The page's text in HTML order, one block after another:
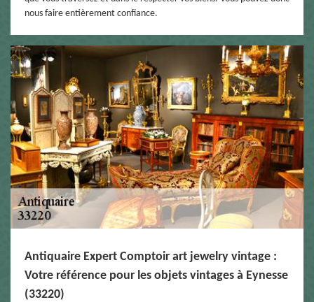
nous faire entièrement confiance.
Antiquaire Expert Comptoir art jewelry vintage :
Votre référence pour les objets vintages à Eynesse
(33220)